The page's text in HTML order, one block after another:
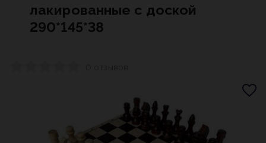
лакированные с доской
290*145*38